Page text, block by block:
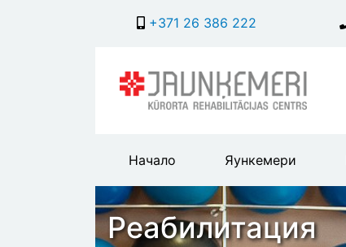
+371 26 386 222
Main
header
menu
Начало Яункемери
Реабилитация